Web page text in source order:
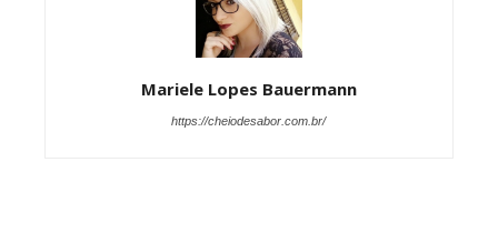
Mariele Lopes Bauermann
https://cheiodesabor.com.br/